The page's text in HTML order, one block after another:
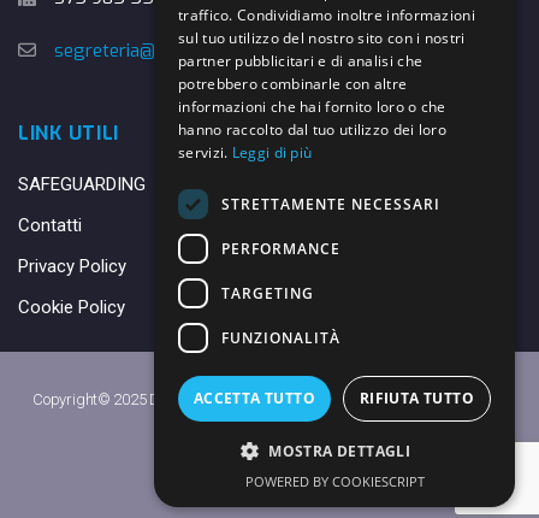
segreteria@danybasket.it
LINK UTILI
SAFEGUARDING
Contatti
Privacy Policy
Cookie Policy
Copyright© 2025 DANY BASKET QUARRATA S.S.D.A.R.L. -Privacy Policy
Made with ♥ by
traffico. Condividiamo inoltre informazioni
sul tuo utilizzo del nostro sito con i nostri
partner pubblicitari e di analisi che
potrebbero combinarle con altre
informazioni che hai fornito loro o che
hanno raccolto dal tuo utilizzo dei loro
servizi. Leggi di più
STRETTAMENTE NECESSARI
PERFORMANCE
TARGETING
FUNZIONALITÀ
ACCETTA TUTTO RIFIUTA TUTTO
MOSTRA DETTAGLI
POWERED BY COOKIESCRIPT